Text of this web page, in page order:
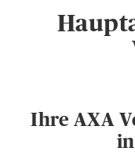
Ihre AXA